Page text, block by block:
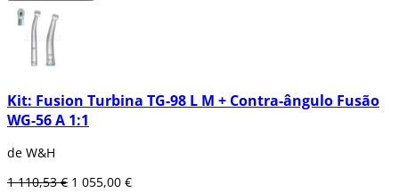
Kit: Fusion Turbina TG-98 L M + Contra-ângulo Fusão
WG-56 A 1:1
de W&H
1 110,53 € 1 055,00 €